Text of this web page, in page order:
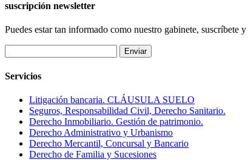
suscripción newsletter
Puedes estar tan informado como nuestro gabinete, suscríbete y
Servicios
Litigación bancaria. CLÁUSULA SUELO
Seguros, Responsabilidad Civil, Derecho Sanitario.
Derecho Inmobiliario. Gestión de patrimonio.
Derecho Administrativo y Urbanismo
Derecho Mercantil, Concursal y Bancario
Derecho de Familia y Sucesiones